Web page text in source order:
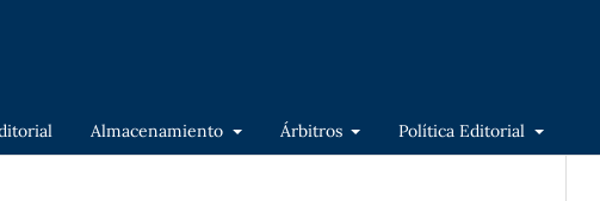
Almacenamiento Árbitros Política Editorial